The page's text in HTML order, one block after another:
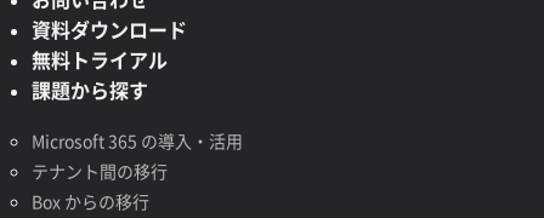
資料ダウンロード
無料トライアル
課題から探す
Microsoft 365 の導入・活用
テナント間の移行
Box からの移行